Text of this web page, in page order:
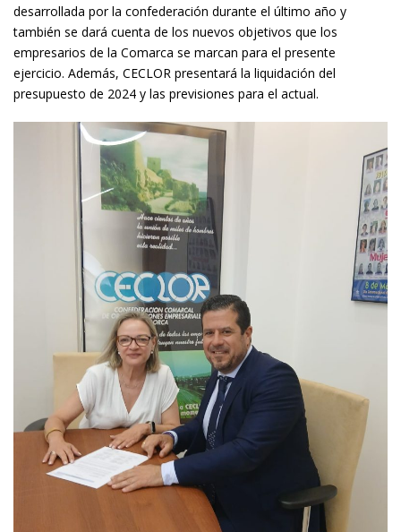
desarrollada por la confederación durante el último año y
también se dará cuenta de los nuevos objetivos que los
empresarios de la Comarca se marcan para el presente
ejercicio. Además, CECLOR presentará la liquidación del
presupuesto de 2024 y las previsiones para el actual.